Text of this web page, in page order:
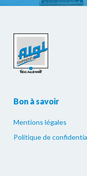
Bon à savoir
Mentions légales
Politique de